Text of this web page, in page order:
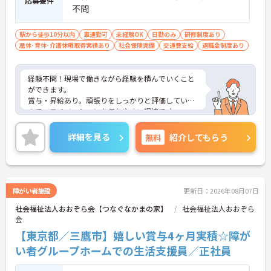
不問
駅から徒歩10分以内 車通勤可 未経験OK 日勤のみ
研修制度あり
産休･育休･介護休暇取得実績あり
社会保険完備 交通費支給 退職金制度あり
経験不問！現場で働きながら経験を積んでいくこと
ができます。
賞与・昇給あり。頑張りをしっかりと評価している
ので、モチベーションを保ちやすい環境です。
ご興味がある方には、面接対策ポイントなど、さら
に詳細をお話しいたしますのでお気軽にご相談くだ
さい。
詳細を見る 無料 紹介してもらう
障がい者施設 更新日：2026年08月07日
社会福祉法人おおぞら会【つなぐなかまの家】
社会福祉法人おおぞら
会
【東京都／三鷹市】嬉しい賞与4ヶ月実積☆障が
い者グループホームでの生活支援員／正社員